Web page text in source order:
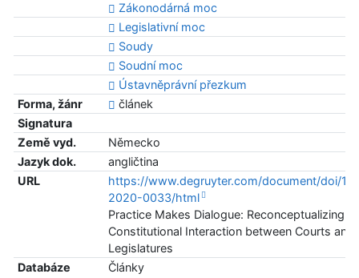
Zákonodárná moc
Legislativní moc
Soudy
Soudní moc
Ústavněprávní přezkum
Forma, žánr
článek
Signatura
Země vyd.
Německo
Jazyk dok.
angličtina
URL
https://www.degruyter.com/document/doi/
2020-0033/html
Practice Makes Dialogue: Reconceptualizing
Constitutional Interaction between Courts and
Legislatures
Databáze
Články